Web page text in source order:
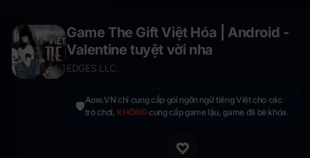
Game The Gift Việt Hóa | Android -
Valentine tuyệt vời nha
EDGES LLC.
🛡️Aow.VN chỉ cung cấp gói ngôn ngữ tiếng Việt cho các
trò chơi, KHÔNGcung cấp game lậu, game đã bẻ khóa.